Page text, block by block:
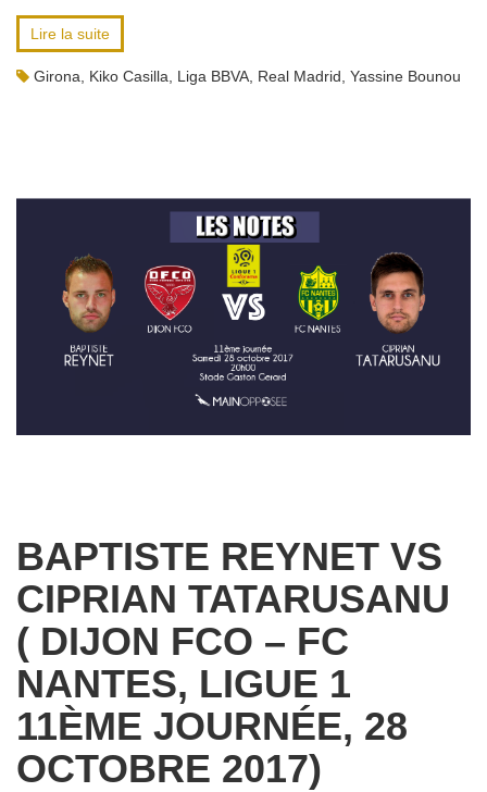
Lire la suite
Girona Kiko Casilla Liga BBVA Real Madrid Yassine Bounou
BAPTISTE REYNET VS
CIPRIAN TATARUSANU
( DIJON FCO – FC
NANTES, LIGUE 1
11ÈME JOURNÉE, 28
OCTOBRE 2017)